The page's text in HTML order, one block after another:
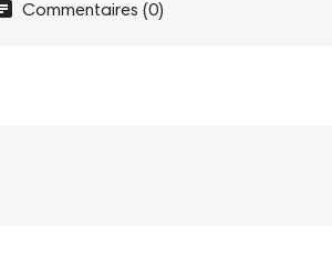
Commentaires (0)